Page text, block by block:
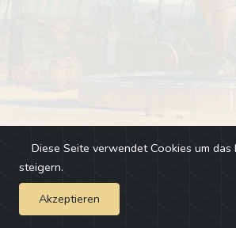
Impressum - Changelog
Diese Seite verwendet Cookies um das
steigern.
Akzeptieren